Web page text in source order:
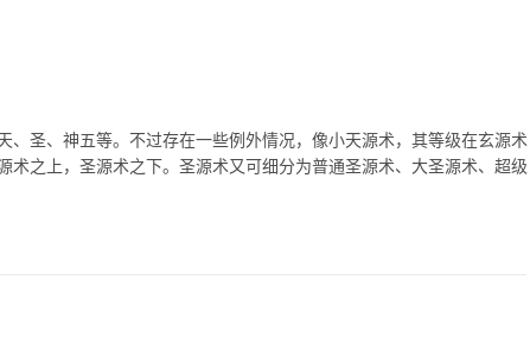
如何闯荡大
云的至尊天
、圣、神五等。不过存在一些例外情况，像小天源术，其等级在玄源术
术之上，圣源术之下。圣源术又可细分为普通圣源术、大圣源术、超级